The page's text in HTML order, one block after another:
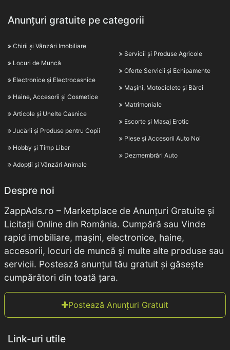
Anunțuri gratuite pe categorii
Chirii și Vânzări Imobiliare
Locuri de Muncă
Electronice și Electrocasnice
Haine, Accesorii și Cosmetice
Articole și Unelte Casnice
Jucării și Produse pentru Copii
Hobby și Timp Liber
Adopții și Vânzări Animale
Servicii și Produse Agricole
Oferte Servicii și Echipamente
Mașini, Motociclete și Bărci
Matrimoniale
Escorte și Masaj Erotic
Piese și Accesorii Auto Noi
Dezmembrări Auto
Despre noi
ZappAds.ro – Marketplace de Anunțuri Gratuite și
Licitații Online din România. Cumpără sau Vinde
rapid imobiliare, mașini, electronice, haine,
accesorii, locuri de muncă și multe alte produse sau
servicii. Postează anunțul tău gratuit și găsește
cumpărători din toată țara.
Postează Anunțuri Gratuit
Link-uri utile